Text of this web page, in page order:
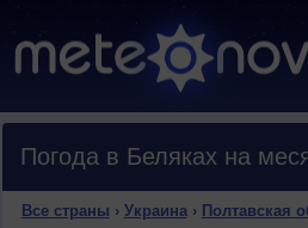
Погода в Беляках на
Все страны › Украина› Полтавская